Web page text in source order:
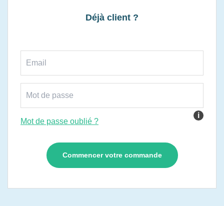
Déjà client ?
i
Mot de passe oublié ?